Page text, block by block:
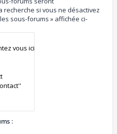
si vous ne désactivez
sous-forums » affichée ci-
: